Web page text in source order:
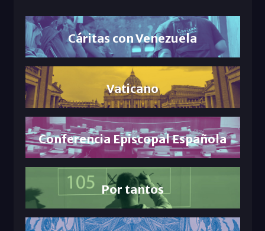
Cáritas con Venezuela
Vaticano
Conferencia Episcopal Española
Por tantos